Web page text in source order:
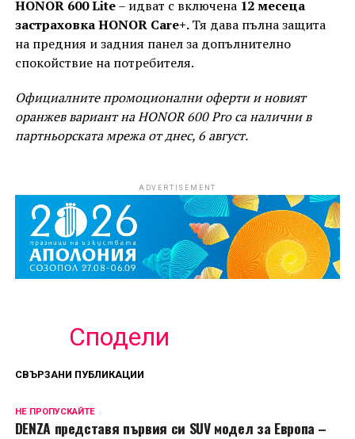
HONOR 600 Lite– идват с включена 12 месеца
застраховка HONOR Care+.Тя дава пълна защита
на предния и задния панел за допълнително
спокойствие на потребителя.
Официалните промоционални оферти и новият
оранжев вариант на HONOR 600 Pro са налични в
партньорската мрежа от днес, 6 август.
ADVERTISEMENT
Сподели
СВЪРЗАНИ ПУБЛИКАЦИИ
НЕ ПРОПУСКАЙТЕ
DENZA представя първия си SUV модел за Европа –